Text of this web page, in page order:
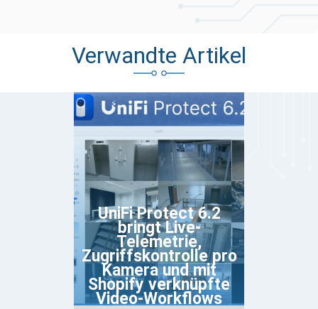
Verwandte Artikel
UniFi Protect 6.2
bringt Live-
Telemetrie,
Zugriffskontrolle pro
Kamera und mit
Shopify verknüpfte
Video-Workflows